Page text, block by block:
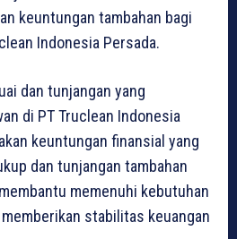
keuntungan tambahan bagi
Indonesia Persada.
dan tunjangan yang
di PT Truclean Indonesia
keuntungan finansial yang
dan tunjangan tambahan
memenuhi kebutuhan
stabilitas keuangan